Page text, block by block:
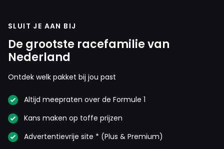
16 oktober 2025 11:47
Ralf Schumacher: "Mick is beter dan Tsunoda en Lawson",
in het slopen van auto’s?
JohnClootBalsaq
Nou ik vind hem sowieso beter dan Stroll... Die zit er
alleen maar door papa
SLUIT JE AAN BIJ
De grootste racefamilie van
Nederland
Ontdek welk pakket bij jou past
Altijd meepraten over de Formule 1
Kans maken op toffe prijzen
Advertentievrije site * (Plus & Premium)